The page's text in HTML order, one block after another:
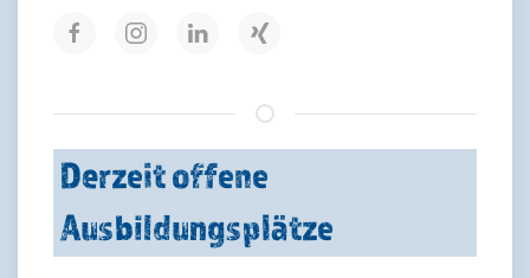
Derzeit offene
Ausbildungsplätze